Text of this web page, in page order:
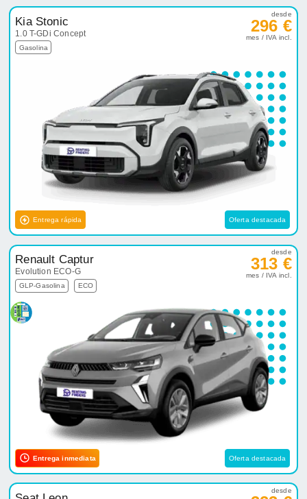
Kia Stonic
1.0 T-GDi Concept
Gasolina
desde
296 €
mes / IVA incl.
Entrega rápida Oferta destacada
Renault Captur
Evolution ECO-G
GLP-Gasolina ECO
desde
313 €
mes / IVA incl.
Entrega inmediata Oferta destacada
desde